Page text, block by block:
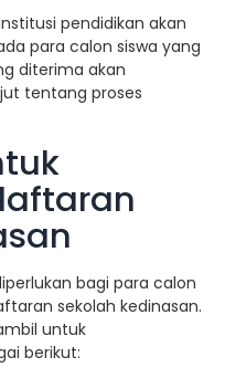
pendidikan akan
para calon siswa yang
diterima akan
tentang proses
bagi para calon
sekolah kedinasan.
untuk
berikut: